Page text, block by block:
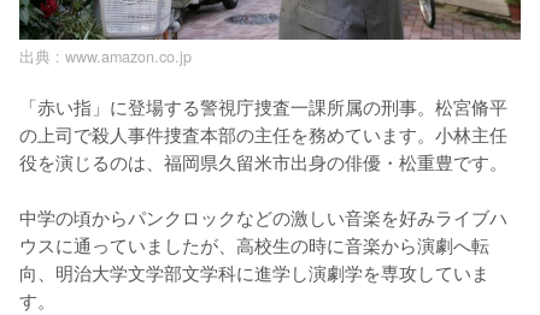
出典 : www.amazon.co.jp
「赤い指」に登場する警視庁捜査一課所属の刑事。松宮脩平
の上司で殺人事件捜査本部の主任を務めています。小林主任
役を演じるのは、福岡県久留米市出身の俳優・松重豊です。
中学の頃からパンクロックなどの激しい音楽を好みライブハ
ウスに通っていましたが、高校生の時に音楽から演劇へ転
向、明治大学文学部文学科に進学し演劇学を専攻していま
す。